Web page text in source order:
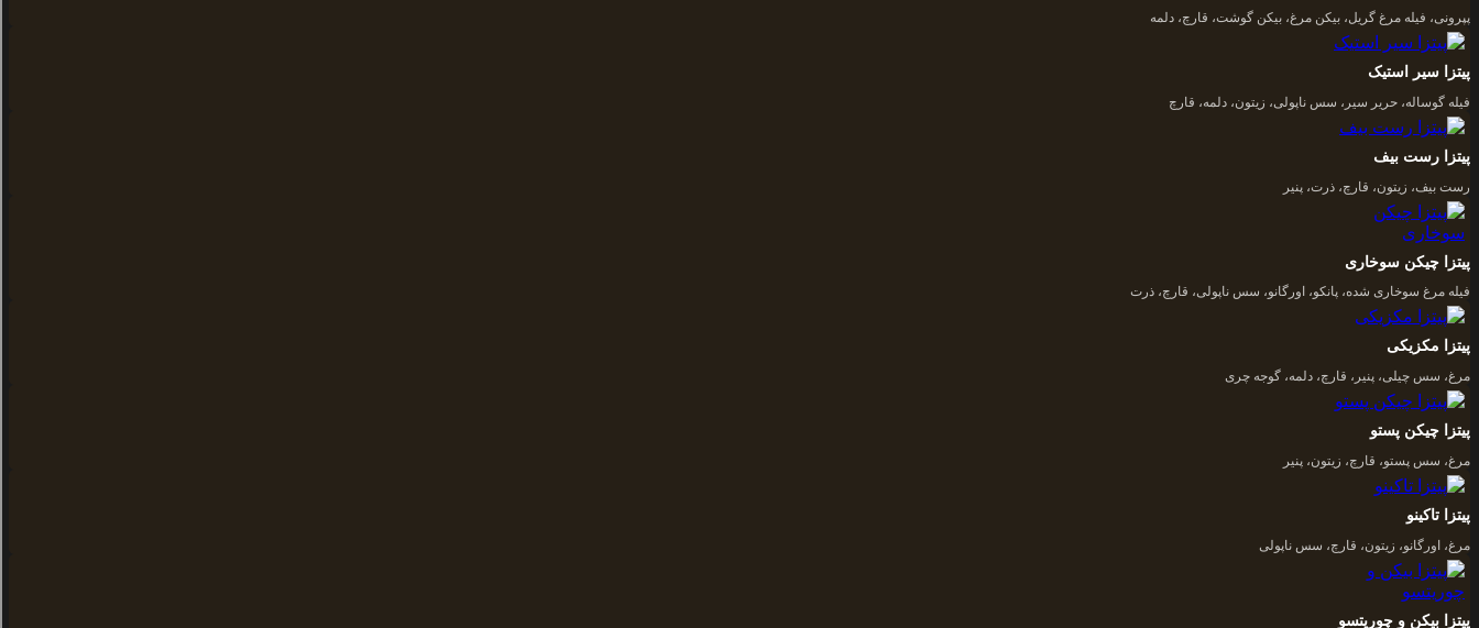
پپرونی، فیله مرغ گریل، بیکن مرغ، بیکن گوشت، قارچ، دلمه
پیتزا سیر استیک
فیله گوساله، حریر سیر، سس ناپولی، زیتون، دلمه، قارچ
پیتزا رست بیف
رست بیف، زیتون، قارچ، ذرت، پنیر
پیتزا چیکن سوخاری
فیله مرغ سوخاری شده، پانکو، اورگانو، سس ناپولی، قارچ، ذرت
پیتزا مکزیکی
مرغ، سس چیلی، پنیر، قارچ، دلمه، گوجه چری
پیتزا چیکن پستو
مرغ، سس پستو، قارچ، زیتون، پنیر
پیتزا تاکینو
مرغ، اورگانو، زیتون، قارچ، سس ناپولی
پیتزا بیکن و چوریتسو